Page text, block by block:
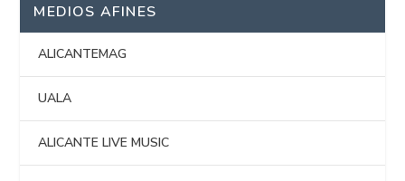
MEDIOS AFINES
ALICANTEMAG
UALA
ALICANTE LIVE MUSIC